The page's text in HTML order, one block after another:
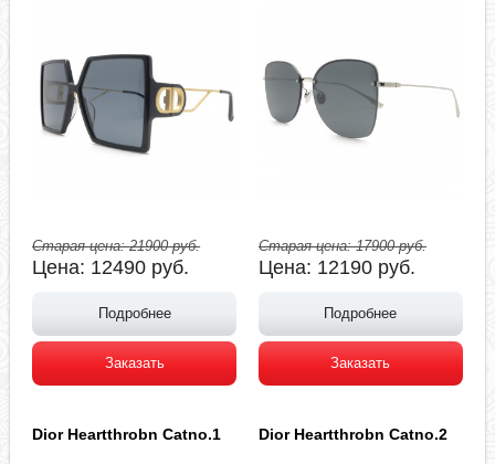
Старая цена:21900руб.
Цена: 12490 руб.
Подробнее
Заказать
Старая цена:17900руб.
Цена: 12190 руб.
Подробнее
Заказать
Dior Heartthrobn Catno.1 Dior Heartthrobn Catno.2